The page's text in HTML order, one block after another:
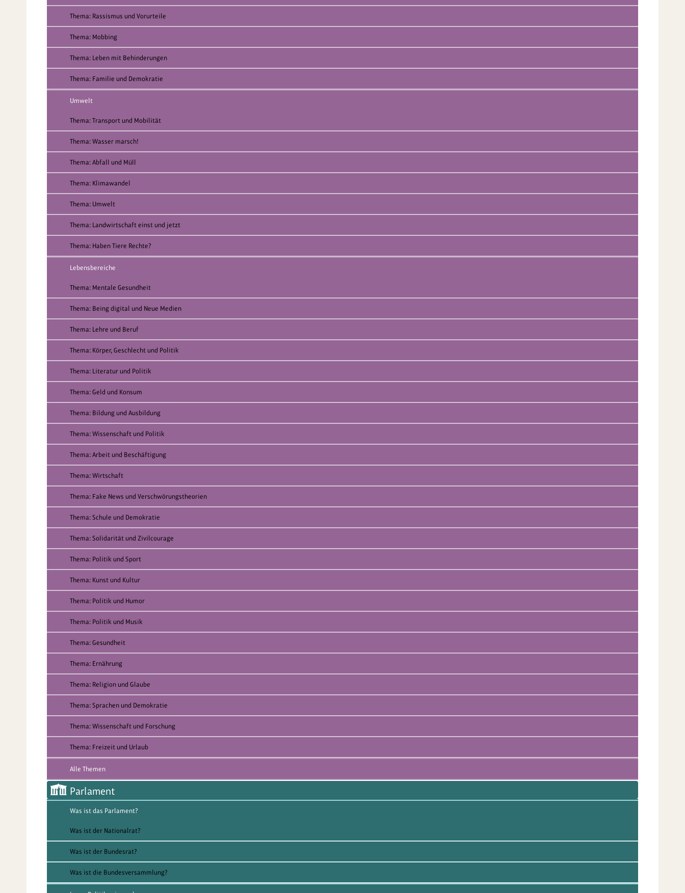
Thema: Rassismus und Vorurteile
Thema: Mobbing
Thema: Leben mit Behinderungen
Thema: Familie und Demokratie
Umwelt
Thema: Transport und Mobilität
Thema: Wasser marsch!
Thema: Abfall und Müll
Thema: Klimawandel
Thema: Umwelt
Thema: Landwirtschaft einst und jetzt
Thema: Haben Tiere Rechte?
Lebensbereiche
Thema: Mentale Gesundheit
Thema: Being digital und Neue Medien
Thema: Lehre und Beruf
Thema: Körper, Geschlecht und Politik
Thema: Literatur und Politik
Thema: Geld und Konsum
Thema: Bildung und Ausbildung
Thema: Wissenschaft und Politik
Thema: Arbeit und Beschäftigung
Thema: Wirtschaft
Thema: Fake News und Verschwörungstheorien
Thema: Schule und Demokratie
Thema: Solidarität und Zivilcourage
Thema: Politik und Sport
Thema: Kunst und Kultur
Thema: Politik und Humor
Thema: Politik und Musik
Thema: Gesundheit
Thema: Ernährung
Thema: Religion und Glaube
Thema: Sprachen und Demokratie
Thema: Wissenschaft und Forschung
Thema: Freizeit und Urlaub
Alle Themen
Parlament
Was ist das Parlament?
Was ist der Nationalrat?
Was ist der Bundesrat?
Was ist die Bundesversammlung?